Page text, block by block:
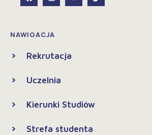
NAWIGACJA
Rekrutacja
Uczelnia
Kierunki Studiów
Strefa studenta